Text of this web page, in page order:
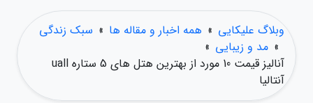
وبلاگ علیکایی » همه اخبار و مقاله ها » سبک زندگی
» مد و زیبایی »
آنالیز قیمت 10 مورد از بهترین هتل های 5 ستاره uall
آنتالیا